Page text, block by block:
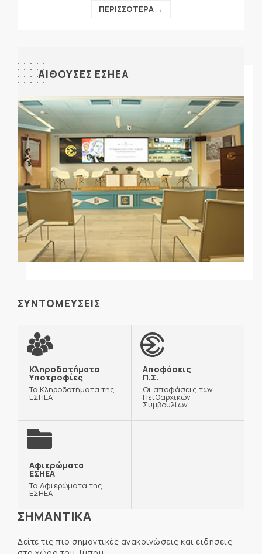
ΠΕΡΙΣΣΟΤΕΡΑ →
ΑΙΘΟΥΣΕΣ ΕΣΗΕΑ
ΣΥΝΤΟΜΕΥΣΕΙΣ
Κληροδοτήματα
Υποτροφίες
Τα Κληροδοτήματα της
ΕΣΗΕΑ
Αποφάσεις
Π.Σ.
Οι αποφάσεις των
Πειθαρχικών
Συμβουλίων
Αφιερώματα
ΕΣΗΕΑ
Τα Αφιερώματα της
ΕΣΗΕΑ
ΣΗΜΑΝΤΙΚΑ
Δείτε τις πιο σημαντικές ανακοινώσεις και ειδήσεις